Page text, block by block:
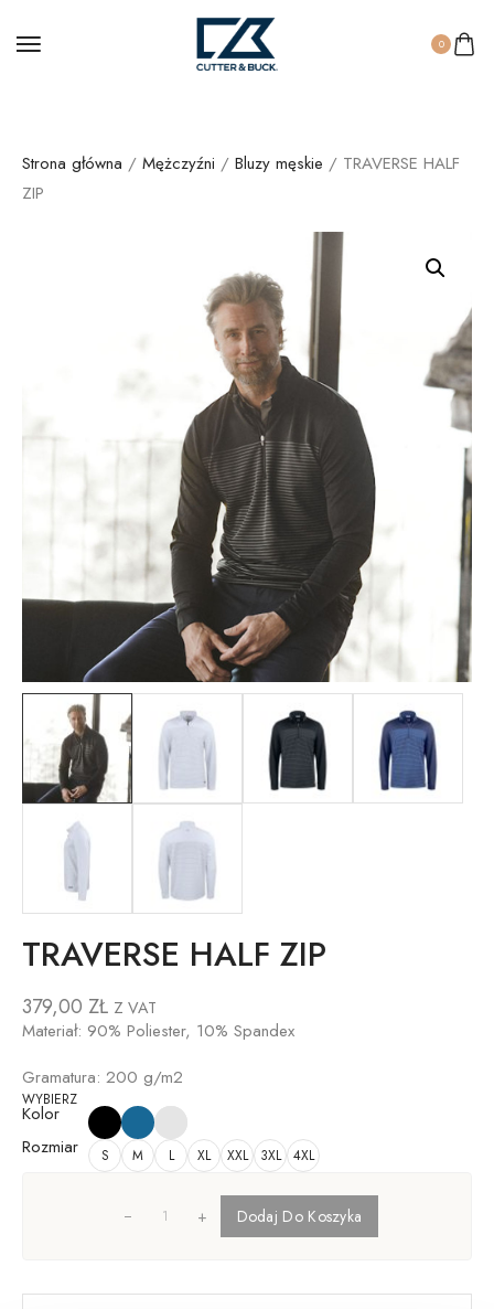
0
Strona główna / Mężczyźni / Bluzy męskie / TRAVERSE HALF
ZIP
TRAVERSE HALF ZIP
379,00 ZŁ Z VAT
Materiał: 90% Poliester, 10% Spandex
Gramatura: 200 g/m2
WYBIERZ
Kolor
Rozmiar
S M L XL XXL 3XL 4XL
+ Dodaj Do Koszyka